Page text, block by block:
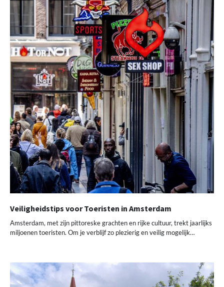
Veiligheidstips voor Toeristen in Amsterdam
Amsterdam, met zijn pittoreske grachten en rijke cultuur, trekt jaarlijks
miljoenen toeristen. Om je verblijf zo plezierig en veilig mogelijk…